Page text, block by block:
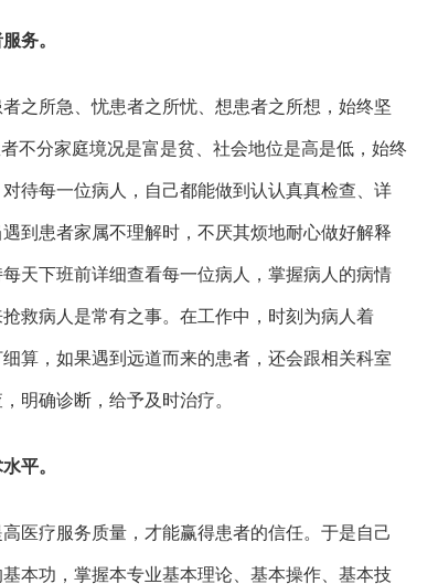
务。
之所急、忧患者之所忧、想患者之所想，始终坚
不分家庭境况是富是贫、社会地位是高是低，始终
待每一位病人，自己都能做到认认真真检查、详
到患者家属不理解时，不厌其烦地耐心做好解释
天下班前详细查看每一位病人，掌握病人的病情
救病人是常有之事。在工作中，时刻为病人着
算，如果遇到远道而来的患者，还会跟相关科室
明确诊断，给予及时治疗。
平。
医疗服务质量，才能赢得患者的信任。于是自己
本功，掌握本专业基本理论、基本操作、基本技